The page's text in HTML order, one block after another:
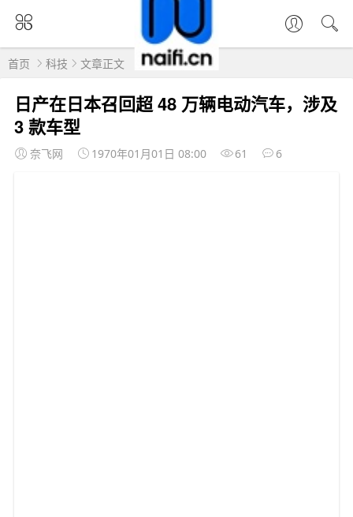
首页 科技 文章正文
日产在日本召回超 48 万辆电动汽车，涉及
3 款车型
奈飞网 1970年01月01日 08:00 61 6